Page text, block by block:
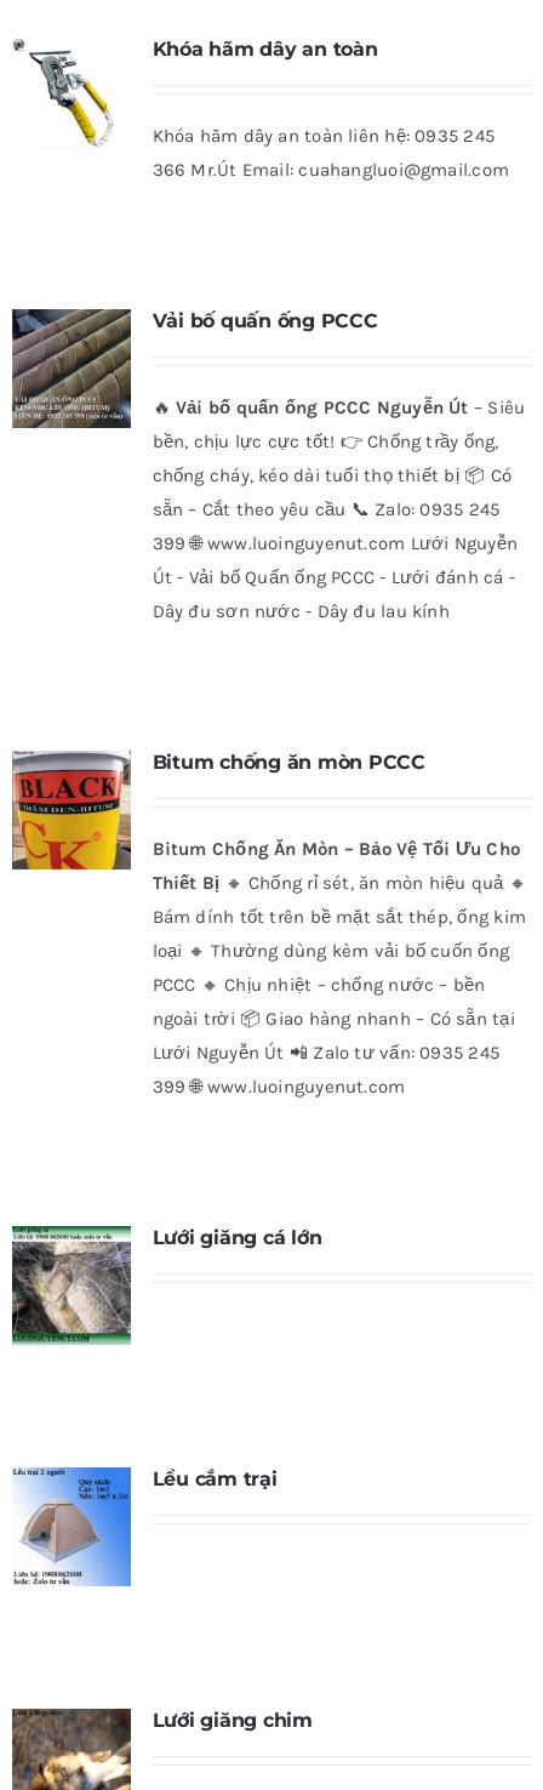
Khóa hãm dây an toàn
Khóa hãm dây an toàn liên hệ: 0935 245
366 Mr.Út Email: cuahangluoi@gmail.com
Vải bố quấn ống PCCC
🔥 Vải bố quấn ống PCCC Nguyễn Út – Siêu
bền, chịu lực cực tốt! 👉 Chống trầy ống,
chống cháy, kéo dài tuổi thọ thiết bị 📦 Có
sẵn – Cắt theo yêu cầu 📞 Zalo: 0935 245
399 🌐 www.luoinguyenut.com Lưới Nguyễn
Út - Vải bố Quấn ống PCCC - Lưới đánh cá -
Dây đu sơn nước - Dây đu lau kính
Bitum chống ăn mòn PCCC
Bitum Chống Ăn Mòn – Bảo Vệ Tối Ưu Cho
Thiết Bị 🔸 Chống rỉ sét, ăn mòn hiệu quả 🔸
Bám dính tốt trên bề mặt sắt thép, ống kim
loại 🔸 Thường dùng kèm vải bố cuốn ống
PCCC 🔸 Chịu nhiệt – chống nước – bền
ngoài trời 📦 Giao hàng nhanh – Có sẵn tại
Lưới Nguyễn Út 📲 Zalo tư vấn: 0935 245
399 🌐 www.luoinguyenut.com
Lưới giăng cá lớn
Lều cắm trại
Lưới giăng chim